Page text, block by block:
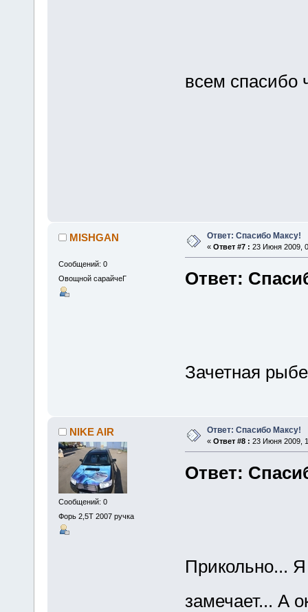
всем спасибо
MISHGAN
Сообщений: 0
Овощной сарайчеГ
Ответ: Спасибо Максу!
« Ответ #7 : 23 Июня 2009,
Ответ:
Зачетная
NIKE AIR
Сообщений: 0
Форь 2,5Т 2007 ручка
Ответ: Спасибо Максу!
« Ответ #8 : 23 Июня 2009,
Ответ:
Прикольно...
замечает... А